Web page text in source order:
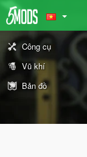
Công cụ
Vũ khí
Bản đồ